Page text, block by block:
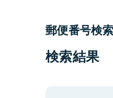
郵便番号検索
検索結果